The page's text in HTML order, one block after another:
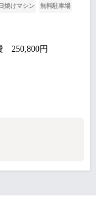
日焼けマシン 無料駐車場
250,800円